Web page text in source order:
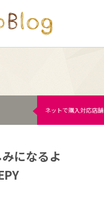
ネットで購入対応店舗
になるよ